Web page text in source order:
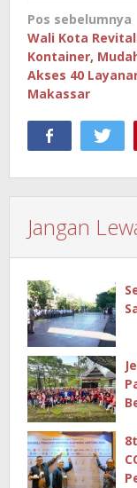
Navigasi
pos
Pos sebelumnya
Wali Kota
Kontainer,
Akses 40
Makassar
Jangan